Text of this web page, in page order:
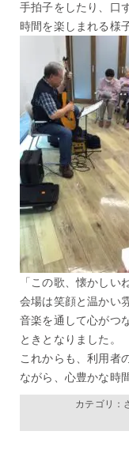
手拍子をしたり、口
時間を楽しまれる様
「この歌、懐かしい
会場は笑顔と温かい
音楽を通して心がつ
ときとなりました。
これからも、利用者
ながら、心豊かな時
カテゴリ：